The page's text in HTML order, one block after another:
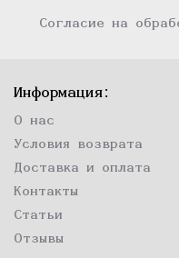
Согласие на
Информация:
О нас
Условия возврата
Доставка и оплата
Контакты
Статьи
Отзывы